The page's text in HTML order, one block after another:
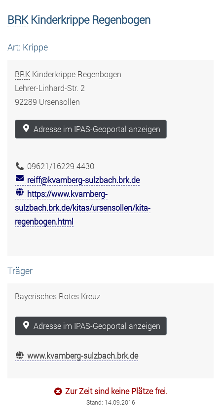
BRK Kinderkrippe Regenbogen
Art: Krippe
BRK Kinderkrippe Regenbogen
Lehrer-Linhard-Str. 2
92289 Ursensollen
Adresse im IPAS-Geoportal anzeigen
09621/16229 4430
reiff@kvamberg-sulzbach.brk.de
https://www.kvamberg-
sulzbach.brk.de/kitas/ursensollen/kita-
regenbogen.html
Träger
Bayerisches Rotes Kreuz
Adresse im IPAS-Geoportal anzeigen
www.kvamberg-sulzbach.brk.de
Zur Zeit sind keine Plätze frei.
Stand: 14.09.2016